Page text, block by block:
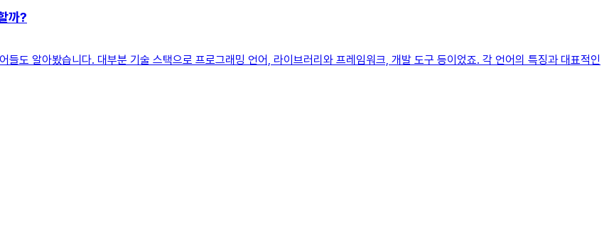
까?
도 알아봤습니다. 대부분 기술 스택으로 프로그래밍 언어, 라이브러리와 프레임워크, 개발 도구 등이었죠. 각 언어의 특징과 대표적인